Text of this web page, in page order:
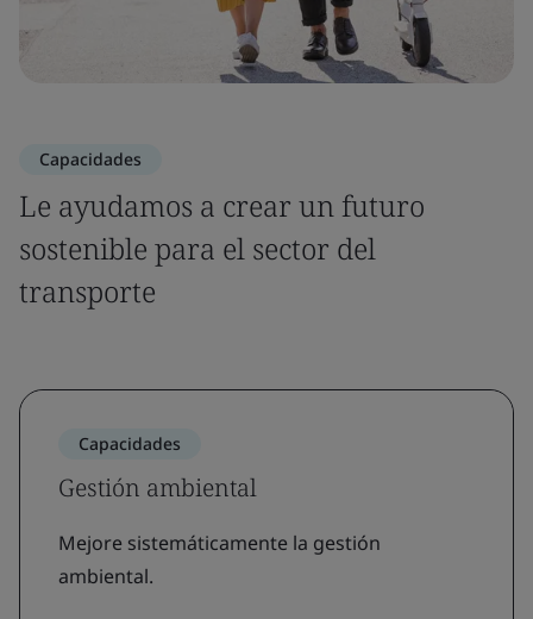
Capacidades
Le ayudamos a crear un futuro
sostenible para el sector del
transporte
Capacidades
Gestión ambiental
Mejore sistemáticamente la gestión
ambiental.